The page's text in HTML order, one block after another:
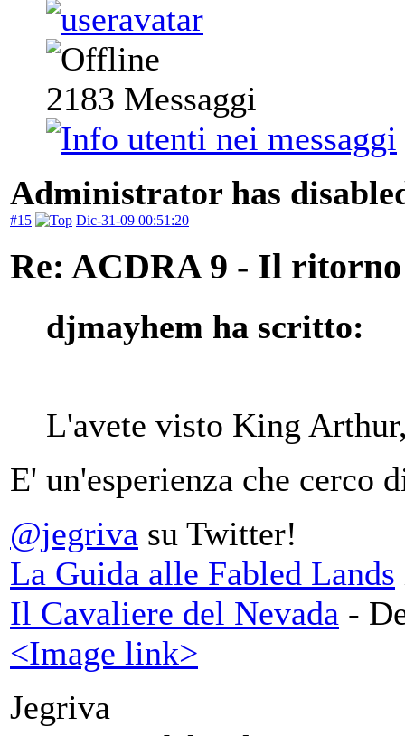
2183 Messaggi
Administrator has
#15 Dic-31-09 00:51:20
Re: ACDRA 9 - Il
djmayhem ha scritto:
L'avete visto King
E' un'esperienza che cerco
@jegriva su Twitter!
La Guida alle Fabled Lands
Il Cavaliere del Nevada -
<Image link>
Jegriva